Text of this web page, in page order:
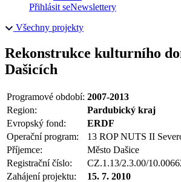
Přihlásit seNewslettery
Všechny projekty
Rekonstrukce kulturního
Dašicích
Programové období: 2007-2013
Region:
Pardubický kraj
Evropský fond:
ERDF
Operační program:
13 ROP NUTS II
Příjemce:
Město Dašice
Registrační číslo:
CZ.1.13/2.3.00/
Zahájení projektu:
15. 7. 2010